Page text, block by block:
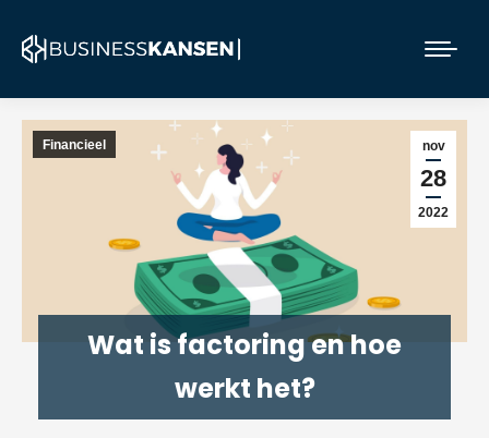
nov
28
2022
Financieel
Wat is factoring en hoe
werkt het?